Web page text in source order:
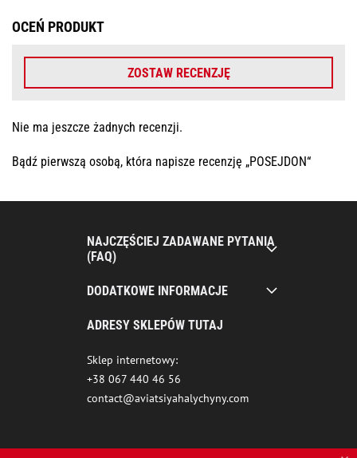
OCEŃ PRODUKT
ZOSTAW RECENZJĘ
Nie ma jeszcze żadnych recenzji.
Bądź pierwszą osobą, która napisze recenzję „POSEJDON“
NAJCZĘŚCIEJ ZADAWANE PYTANIA
(FAQ)
DODATKOWE INFORMACJE
ADRESY SKLEPÓW TUTAJ
Sklep internetowy:
+38 067 440 46 56
contact@aviatsiyahalychyny.com